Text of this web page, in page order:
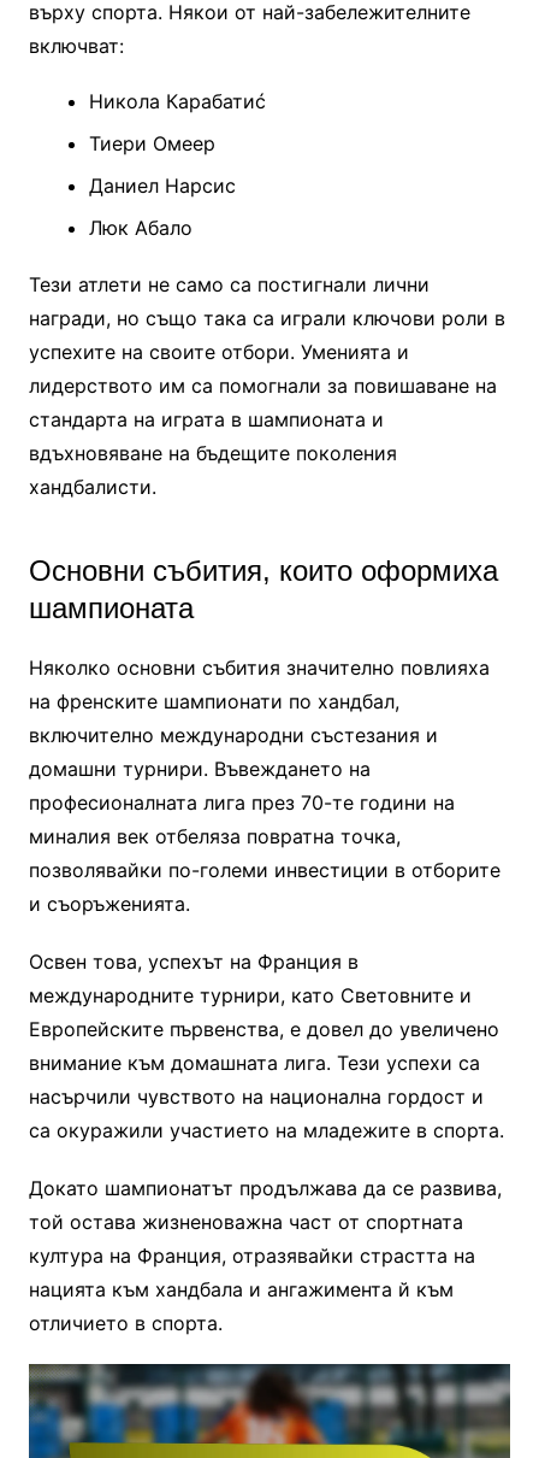
върху спорта. Някои от най-забележителните
включват:
Никола Карабатиć
Тиери Омеер
Даниел Нарсис
Люк Абало
Тези атлети не само са постигнали лични
награди, но също така са играли ключови роли в
успехите на своите отбори. Уменията и
лидерството им са помогнали за повишаване на
стандарта на играта в шампионата и
вдъхновяване на бъдещите поколения
хандбалисти.
Основни събития, които оформиха
шампионата
Няколко основни събития значително повлияха
на френските шампионати по хандбал,
включително международни състезания и
домашни турнири. Въвеждането на
професионалната лига през 70-те години на
миналия век отбеляза повратна точка,
позволявайки по-големи инвестиции в отборите
и съоръженията.
Освен това, успехът на Франция в
международните турнири, като Световните и
Европейските първенства, е довел до увеличено
внимание към домашната лига. Тези успехи са
насърчили чувството на национална гордост и
са окуражили участието на младежите в спорта.
Докато шампионатът продължава да се развива,
той остава жизненоважна част от спортната
култура на Франция, отразявайки страстта на
нацията към хандбала и ангажимента й към
отличието в спорта.